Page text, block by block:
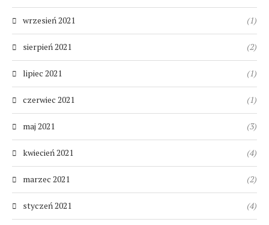
wrzesień 2021 (1)
sierpień 2021 (2)
lipiec 2021 (1)
czerwiec 2021 (1)
maj 2021 (3)
kwiecień 2021 (4)
marzec 2021 (2)
styczeń 2021 (4)